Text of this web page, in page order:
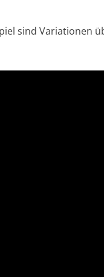
sind Variationen